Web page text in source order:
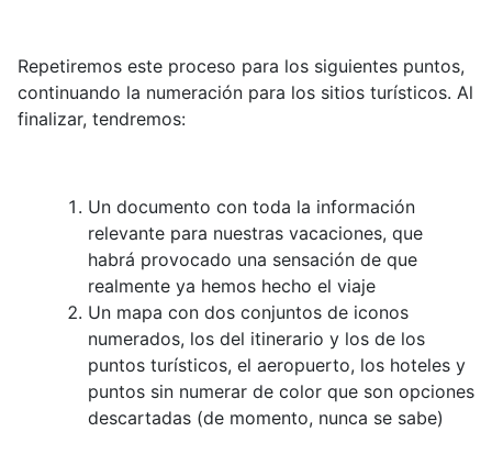
Repetiremos este proceso para los siguientes puntos,
continuando la numeración para los sitios turísticos. Al
finalizar, tendremos:
Un documento con toda la información
relevante para nuestras vacaciones, que
habrá provocado una sensación de que
realmente ya hemos hecho el viaje
Un mapa con dos conjuntos de iconos
numerados, los del itinerario y los de los
puntos turísticos, el aeropuerto, los hoteles y
puntos sin numerar de color que son opciones
descartadas (de momento, nunca se sabe)